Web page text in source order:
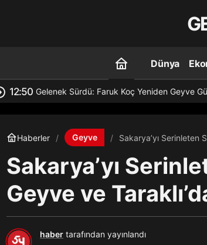
Dünya
12:50 Gelenek Sürdü: Faruk Koç Yeniden Geyve
Haberler Geyve Sakarya’yı Serinleten
Sakarya’yı
Geyve ve
haber tarafından yayınlandı